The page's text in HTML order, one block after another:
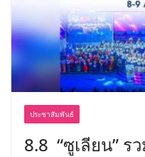
ประชาสัมพันธ์
8.8 “ซูเลียน” ร